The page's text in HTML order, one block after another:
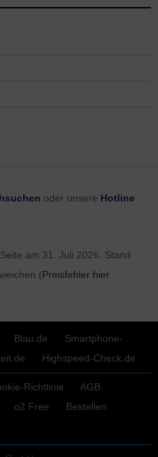
oder unsere Hotline
am 31. Juli 2026 . Stand
(Preisfehler hier
Blau.de
Smartphone-
Highspeed-Check.de
Richtlinie
AGB
o2 Free
Bestellen